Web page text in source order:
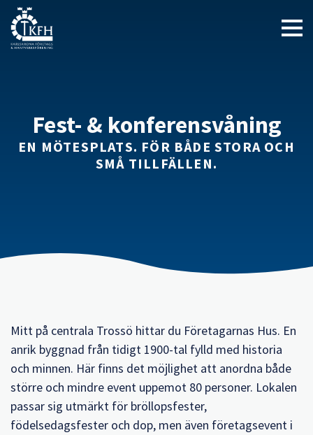
Fest- & konferensvåning
EN MÖTESPLATS. FÖR BÅDE STORA OCH
SMÅ TILLFÄLLEN.
Mitt på centrala Trossö hittar du Företagarnas Hus. En
anrik byggnad från tidigt 1900-tal fylld med historia
och minnen. Här finns det möjlighet att anordna både
större och mindre event uppemot 80 personer. Lokalen
passar sig utmärkt för bröllopsfester,
födelsedagsfester och dop, men även företagsevent i